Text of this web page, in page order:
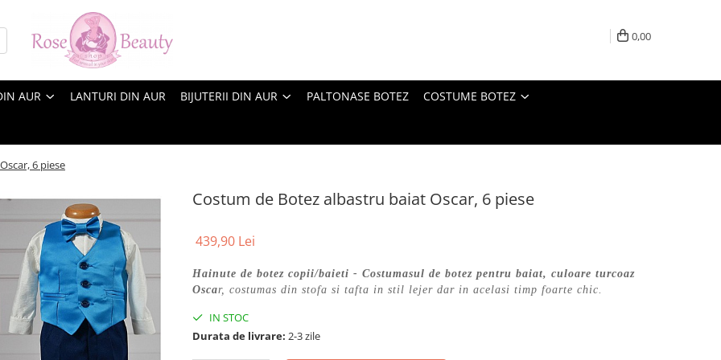
0,00
AUR LANTURI DIN AUR BIJUTERII DIN AUR PALTONASE BOTEZ COSTUME BOTEZ
6 piese
Costum de Botez albastru baiat Oscar, 6 piese
439,90 Lei
Hainute de botez copii/baieti - Costumasul de botez pentru baiat, culoare turcoaz
Oscar, costumas din stofa si tafta in stil lejer dar in acelasi timp foarte chic.
IN STOC
Durata de livrare: 2-3 zile